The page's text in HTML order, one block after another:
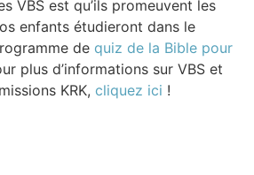
VBS est qu’ils promeuvent les
enfants étudieront dans le
de quiz de la Bible pour
plus d’informations sur VBS et
KRK, cliquez ici !